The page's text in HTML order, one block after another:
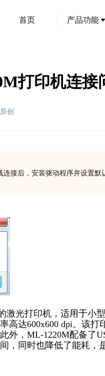
首页 产品功能
打印机连
原创
接后，安装驱动程序并设置默
激光打印机，适用于小
高达600x600 dpi。该
外，ML-1220M配备了
，同时也降低了能耗，